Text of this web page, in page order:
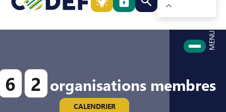
Rechercher quelque
MENU
6 2 organisations membres
CALENDRIER